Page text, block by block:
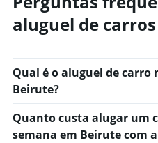
1
Y
displaying
values.
Range:
0
to
6.
aluguel de carros
Qual é o aluguel de carro
Beirute?
Quanto custa alugar um
semana em Beirute com a